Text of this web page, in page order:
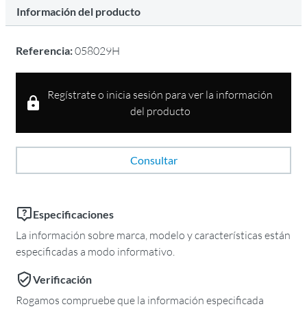
Información del producto
Referencia:058029H
Regístrate o inicia sesión para ver la información
del producto
Consultar
Especificaciones
La información sobre marca, modelo y características están
especificadas a modo informativo.
Verificación
Rogamos compruebe que la información especificada